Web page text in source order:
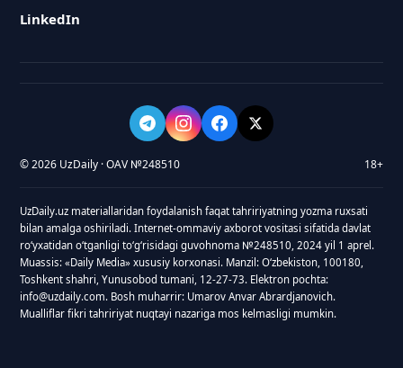
LinkedIn
© 2026 UzDaily · OAV №248510 18+
UzDaily.uz materiallaridan foydalanish faqat tahririyatning yozma ruxsati
bilan amalga oshiriladi. Internet-ommaviy axborot vositasi sifatida davlat
roʻyxatidan oʻtganligi toʻgʻrisidagi guvohnoma №248510, 2024 yil 1 aprel.
Muassis: «Daily Media» xususiy korxonasi. Manzil: Oʻzbekiston, 100180,
Toshkent shahri, Yunusobod tumani, 12-27-73. Elektron pochta:
info@uzdaily.com. Bosh muharrir: Umarov Anvar Abrardjanovich.
Mualliflar fikri tahririyat nuqtayi nazariga mos kelmasligi mumkin.